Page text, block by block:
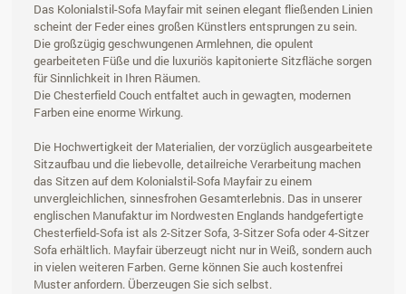
Das Kolonialstil-Sofa Mayfair mit seinen elegant fließenden Linien
scheint der Feder eines großen Künstlers entsprungen zu sein.
Die großzügig geschwungenen Armlehnen, die opulent
gearbeiteten Füße und die luxuriös kapitonierte Sitzfläche sorgen
für Sinnlichkeit in Ihren Räumen.
Die Chesterfield Couch entfaltet auch in gewagten, modernen
Farben eine enorme Wirkung.
Die Hochwertigkeit der Materialien, der vorzüglich ausgearbeitete
Sitzaufbau und die liebevolle, detailreiche Verarbeitung machen
das Sitzen auf dem Kolonialstil-Sofa Mayfair zu einem
unvergleichlichen, sinnesfrohen Gesamterlebnis. Das in unserer
englischen Manufaktur im Nordwesten Englands handgefertigte
Chesterfield-Sofa ist als 2-Sitzer Sofa, 3-Sitzer Sofa oder 4-Sitzer
Sofa erhältlich. Mayfair überzeugt nicht nur in Weiß, sondern auch
in vielen weiteren Farben. Gerne können Sie auch kostenfrei
Muster anfordern. Überzeugen Sie sich selbst.